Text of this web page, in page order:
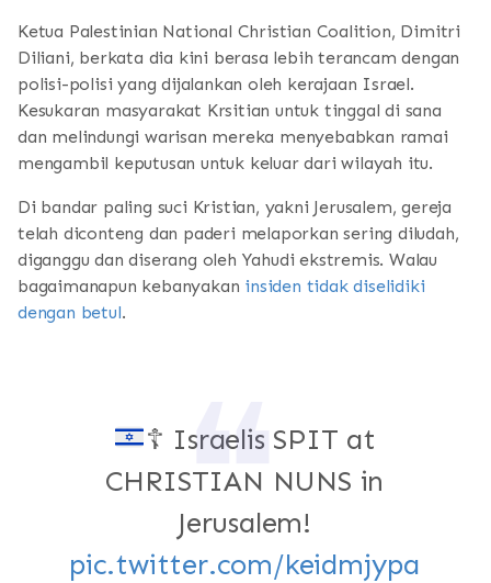
Ketua Palestinian National Christian Coalition, Dimitri
Diliani, berkata dia kini berasa lebih terancam dengan
polisi-polisi yang dijalankan oleh kerajaan Israel.
Kesukaran masyarakat Krsitian untuk tinggal di sana
dan melindungi warisan mereka menyebabkan ramai
mengambil keputusan untuk keluar dari wilayah itu.
Di bandar paling suci Kristian, yakni Jerusalem, gereja
telah diconteng dan paderi melaporkan sering diludah,
diganggu dan diserang oleh Yahudi ekstremis. Walau
bagaimanapun kebanyakan insiden tidak diselidiki
dengan betul.
☦️ Israelis SPIT at
CHRISTIAN NUNS in
Jerusalem!
pic.twitter.com/keidmjypa